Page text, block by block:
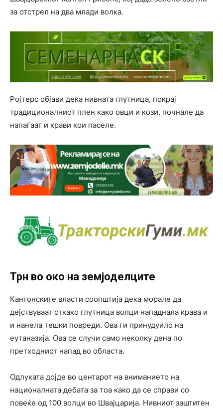
за отстрел на два млади волка.
Ројтерс објави дека нивната глутница, покрај
традиционалниот плен како овци и кози, почнале да
напаѓаат и крави кои паселе.
Трн во око на земјоделците
Кантонските власти соопштија дека морале да
дејствуваат откако глутница волци нападнала крава и
и нанела тешки повреди. Ова ги принудуило на
еутаназија. Ова се случи само неколку дена по
претходниот напад во областа.
Одлуката дојде во центарот на вниманието на
националната дебата за тоа како да се справи со
повеќе од 100 волци во Швајцарија. Нивниот заштитен